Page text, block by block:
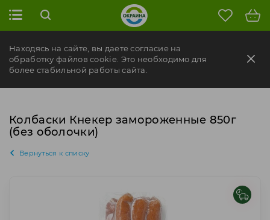
Находясь на сайте, вы даете согласие на
обработку файлов cookie. Это необходимо для
более стабильной работы сайта.
Колбаски Кнекер замороженные 850г
(без оболочки)
Вернуться к списку